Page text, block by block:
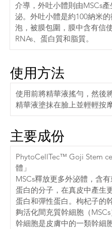
介導，外吐小體則由MSCs產
泌。外吐小體是約100納米
泡，被膜包圍，膜中含有信
RNAs、蛋白質和脂質。
使用方法
使用前將精華液搖勻，然後
精華液塗抹在臉上並輕輕按摩
主要成份
PhytoCellTec™ Goji Stem
體」
MSCs釋放更多外泌體，含
蛋白的分子，在真皮中產生
蛋白和彈性蛋白。枸杞子的
夠活化間充質幹細胞（
幹細胞是皮膚中的一類幹細